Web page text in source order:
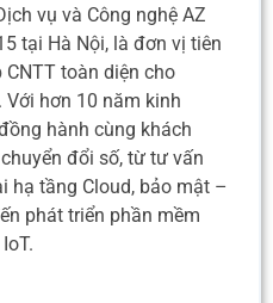
vụ và Công nghệ AZ
tại Hà Nội, là đơn vị tiên
toàn diện cho
hơn 10 năm kinh
hành cùng khách
đổi số, từ tư vấn
hạ tầng Cloud, bảo mật –
phát triển phần mềm